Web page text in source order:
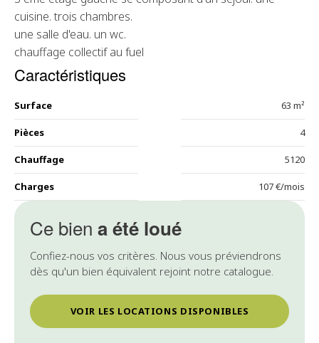
Ce bien a été loué
Confiez-nous vos critères. Nous vous préviendrons
dès qu'un bien équivalent rejoint notre catalogue.
VOIR LES LOCATIONS DISPONIBLES
cuisine. trois chambres.
une salle d'eau. un wc.
chauffage collectif au fuel
Caractéristiques
Surface 63 m²
Pièces 4
Chauffage 5120
Charges 107 €/mois